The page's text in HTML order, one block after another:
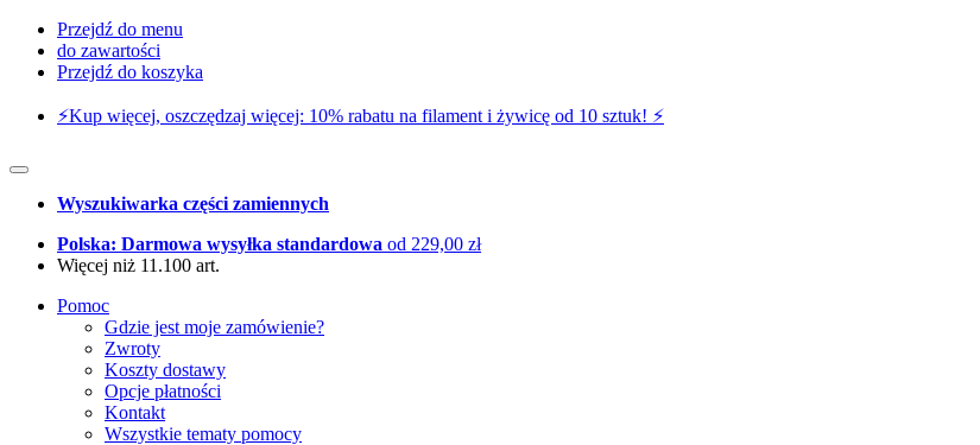
Przejdź do menu
do zawartości
Przejdź do koszyka
⚡️Kup więcej, oszczędzaj więcej: 10% rabatu na filament i żywicę od 10 sztuk! ⚡️
Wyszukiwarka części zamiennych
Polska: Darmowa wysyłka standardowa od 229,00 zł
Więcej niż 11.100 art.
Pomoc
Gdzie jest moje zamówienie?
Zwroty
Koszty dostawy
Opcje płatności
Kontakt
Wszystkie tematy pomocy